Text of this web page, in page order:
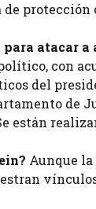
atacar
con
del
de
están
Aunque